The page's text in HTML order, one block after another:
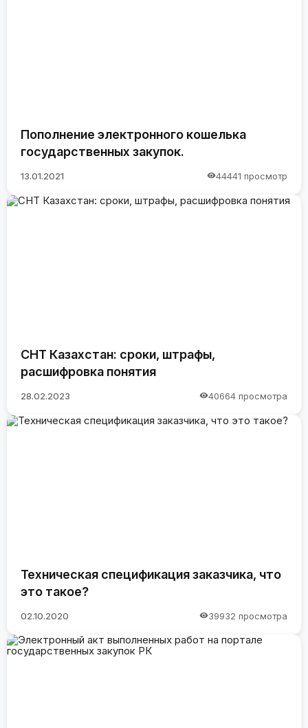
Пополнение электронного кошелька
государственных закупок.
13.01.2021 44441 просмотр
СНТ Казахстан: сроки, штрафы,
расшифровка понятия
28.02.2023 40664 просмотра
Техническая спецификация заказчика, что
это такое?
02.10.2020 39932 просмотра